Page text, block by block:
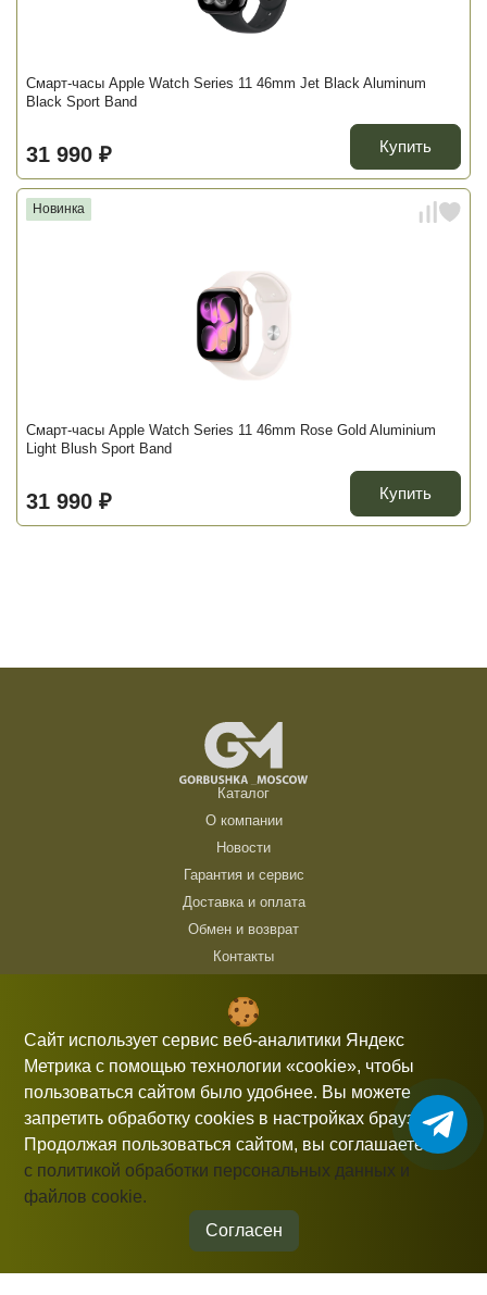
Смарт-часы Apple Watch Series 11 46mm Jet Black Aluminum
Black Sport Band
31 990 ₽ Купить
Новинка
Смарт-часы Apple Watch Series 11 46mm Rose Gold Aluminium
Light Blush Sport Band
31 990 ₽ Купить
Каталог
О компании
Новости
Гарантия и сервис
Доставка и оплата
Обмен и возврат
Контакты
10:00 — 21:00 без выходных
gorbushka-moscow@yandex.ru
Информация, представленная на сайте, не является публичной
офертой.
© 2026 gorbushka-moscow
Разработка сайта
Сайт использует сервис веб-аналитики Яндекс
Метрика с помощью технологии «cookie», чтобы
пользоваться сайтом было удобнее. Вы можете
запретить обработку cookies в настройках браузера.
Продолжая пользоваться сайтом, вы соглашаетесь
с политикой обработки персональных данных и
файлов cookie.
Согласен